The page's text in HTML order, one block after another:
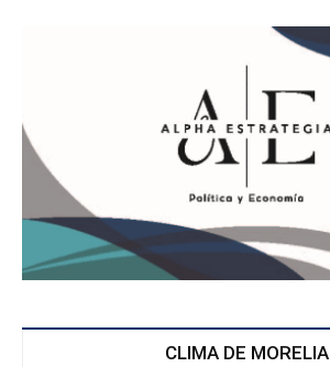
CLIMA DE MORELIA